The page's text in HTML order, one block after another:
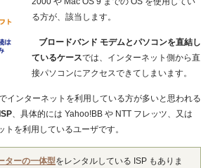
る方が、該当します。
ブロードバンド モデムとパソコンを直結し
ているケースでは、インターネット側から直
接パソコンにアクセスできてしまいます。
インターネットを利用している方が多いと思われる
、具体的には Yahoo!BB や NTT フレッツ、又は
を利用しているユーザです。
ターの一体型をレンタルしている ISP もありま